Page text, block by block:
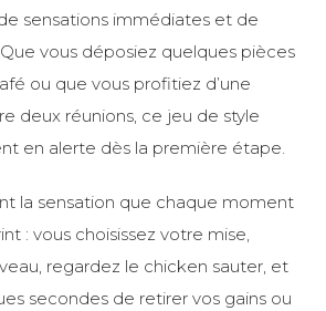
sensations immédiates et de
vous déposiez quelques pièces
ou que vous profitiez d’une
deux réunions, ce jeu de style
en alerte dès la première étape.
la sensation que chaque moment
: vous choisissez votre mise,
regardez le chicken sauter, et
secondes de retirer vos gains ou